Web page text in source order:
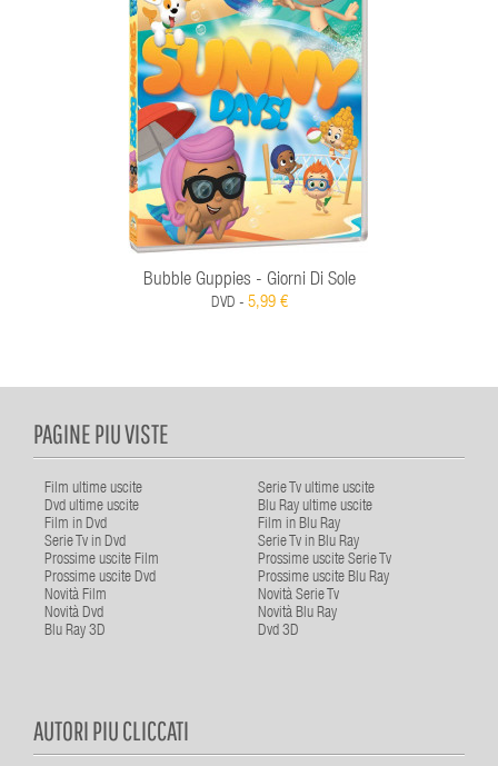
Bubble Guppies - Giorni Di Sole
DVD - 5,99 €
PAGINE PIU VISTE
Film ultime uscite
Serie Tv ultime uscite
Dvd ultime uscite
Blu Ray ultime uscite
Film in Dvd
Film in Blu Ray
Serie Tv in Dvd
Serie Tv in Blu Ray
Prossime uscite Film
Prossime uscite Serie Tv
Prossime uscite Dvd
Prossime uscite Blu Ray
Novità Film
Novità Serie Tv
Novità Dvd
Novità Blu Ray
Blu Ray 3D
Dvd 3D
AUTORI PIU CLICCATI